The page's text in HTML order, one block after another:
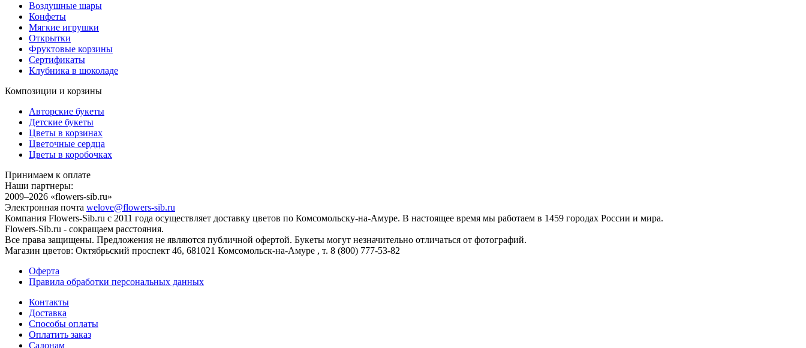
Воздушные шары
Конфеты
Мягкие игрушки
Открытки
Фруктовые корзины
Сертификаты
Клубника в шоколаде
Композиции и корзины
Авторские букеты
Детские букеты
Цветы в корзинах
Цветочные сердца
Цветы в коробочках
Принимаем к оплате
Наши партнеры:
2009–2026 «flowers-sib.ru»
Электронная почта welove@flowers-sib.ru
Компания Flowers-Sib.ru с 2011 года осуществляет доставку цветов по Комсомольску-на-Амуре. В настоящее время мы работаем в 1459 городах России и мира.
Flowers-Sib.ru - сокращаем расстояния.
Все права защищены. Предложения не являются публичной офертой. Букеты могут незначительно отличаться от фотографий.
Магазин цветов: Октябрьский проспект 46, 681021 Комсомольск-на-Амуре , т. 8 (800) 777-53-82
Оферта
Правила обработки персональных данных
Контакты
Доставка
Способы оплаты
Оплатить заказ
Салонам